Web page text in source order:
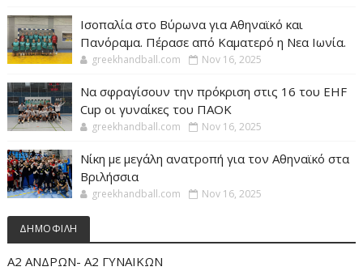
Ισοπαλία στο Βύρωνα για Αθηναϊκό και
Πανόραμα. Πέρασε από Καματερό η Νεα Ιωνία.
greekhandball.com Nov 16, 2025
Να σφραγίσουν την πρόκριση στις 16 του EHF
Cup οι γυναίκες του ΠΑΟΚ
greekhandball.com Nov 16, 2025
Νίκη με μεγάλη ανατροπή για τον Αθηναϊκό στα
Βριλήσσια
greekhandball.com Nov 16, 2025
ΔΗΜΟΦΙΛΗ
Α2 ΑΝΔΡΩΝ- Α2 ΓΥΝΑΙΚΩΝ